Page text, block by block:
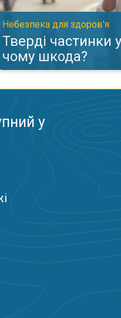
Небезпека для здоров'я
Тверді частинки
чому шкода?
у